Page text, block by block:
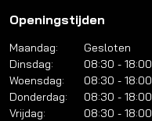
Openingstijden
Maandag:
Gesloten
Dinsdag:
08:30 - 18:00
Woensdag:
08:30 - 18:00
Donderdag:
08:30 - 18:00
Vrijdag:
08:30 - 18:00